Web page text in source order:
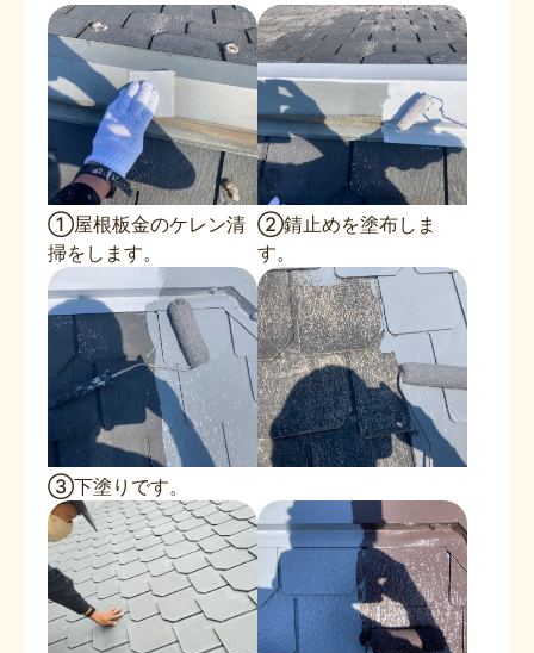
①屋根板金のケレン清
掃をします。
②錆止めを塗布しま
す。
③下塗りです。